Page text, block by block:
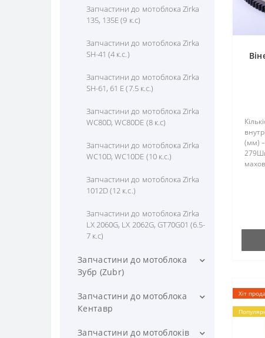
Запчастини до мотоблока Forte
(Форте) SH-81 (8 к.с)
Запчастини до мотоблока Forte
(Форте) SH-101 (10 к.с.)
Запчастини до мотоблока Forte
(Форте) SH-121 (12 к.с.)
Запчастини до мотоблока
HSD1G-80B (бензин) (6,5-7 к.с)
Запчастини до КПП / Редуктора
(важкого мотоблока) (Форте)
Запчастини до мотоблока Zirka
135, 135E (9 к.с)
Запчастини до мотоблока Zirka
SH-41 (4 к.с.)
Запчастини до мотоблока Zirka
SH-61, 61 E (7.5 к.с.)
Запчастини до мотоблока Zirka
WC80D, WC80DE (8 к.с)
Запчастини до мотоблока Zirka
WC10D, WC10DE (10 к.с.)
Запчастини до мотоблока Zirka
1012D (12 к.с.)
Запчастини до мотоблока Zirka
LX 2060G, LX 2062G, GT70G01 (6.5-
7 к.с)
Запчастини до мотоблока
Зубр (Zubr)
Запчастини до мотоблока Зубр
НТ-105, НТ-105E (6 к.с)
Запчастини до мотоблока Зубр
Запчастини до мотоблока
Кентавр
Запчастини до мотоблока
Запчастини до мотоблоків
(мм)
HT-
Хіт